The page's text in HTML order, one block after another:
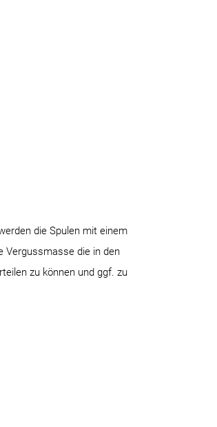
die Spulen mit einem
Vergussmasse die in den
zu können und ggf. zu